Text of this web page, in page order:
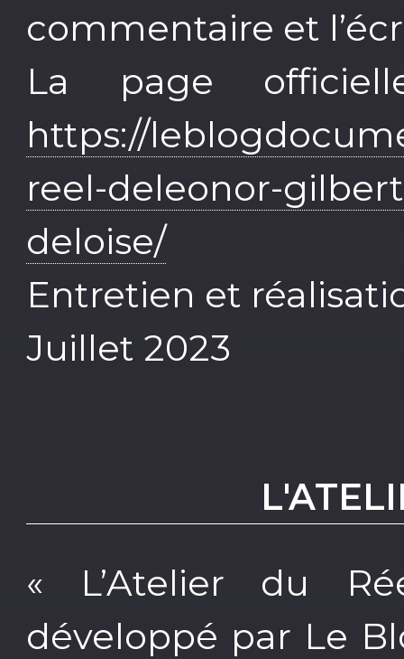
commentaire et
La page
https://
reel-deleonor-
deloise/
Entretien et
Juillet 2023
« L’Atelier du
développé par Le